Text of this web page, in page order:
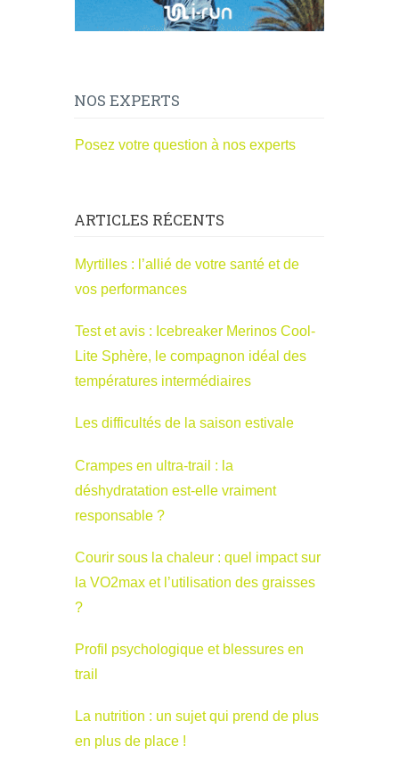
NOS EXPERTS
Posez votre question à nos experts
ARTICLES RÉCENTS
Myrtilles : l’allié de votre santé et de
vos performances
Test et avis : Icebreaker Merinos Cool-
Lite Sphère, le compagnon idéal des
températures intermédiaires
Les difficultés de la saison estivale
Crampes en ultra-trail : la
déshydratation est-elle vraiment
responsable ?
Courir sous la chaleur : quel impact sur
la VO2max et l’utilisation des graisses
?
Profil psychologique et blessures en
trail
La nutrition : un sujet qui prend de plus
en plus de place !